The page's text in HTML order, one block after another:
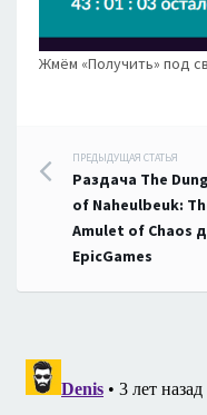
Жмём «Получить» под
по
записям
ПРЕДЫДУЩАЯ СТАТЬЯ
Раздача The
of Naheulbeuk:
Amulet of Chaos
EpicGames